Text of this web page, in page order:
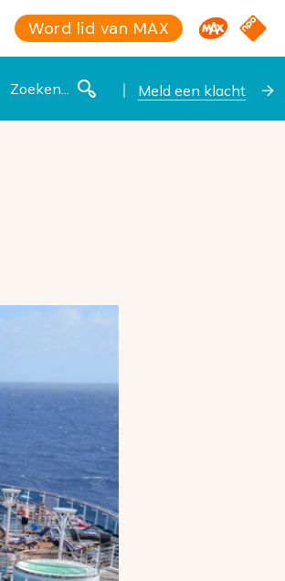
Word lid van MAX Omroep
NPO
Zoeken
Meld een klacht